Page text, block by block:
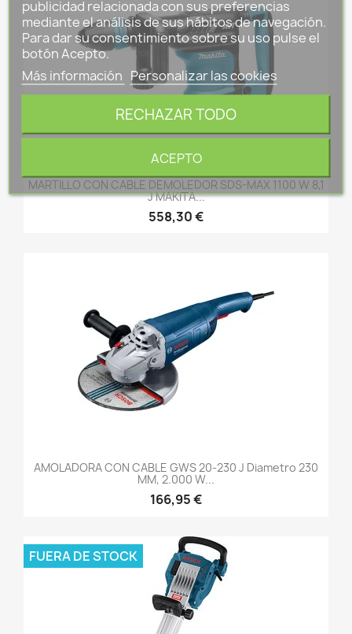
MARTILLO CON CABLE DEMOLEDOR SDS-MAX 1100 W 8,1
J MAKITA...
558,30 €
AMOLADORA CON CABLE GWS 20-230 J Diametro 230
MM, 2.000 W...
166,95 €
FUERA DE STOCK
publicidad relacionada con sus preferencias
mediante el análisis de sus hábitos de navegación.
Para dar su consentimiento sobre su uso pulse el
botón Acepto.
Más información Personalizar las cookies
RECHAZAR TODO
ACEPTO